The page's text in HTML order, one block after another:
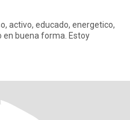
activo, educado, energetico,
forma. Estoy